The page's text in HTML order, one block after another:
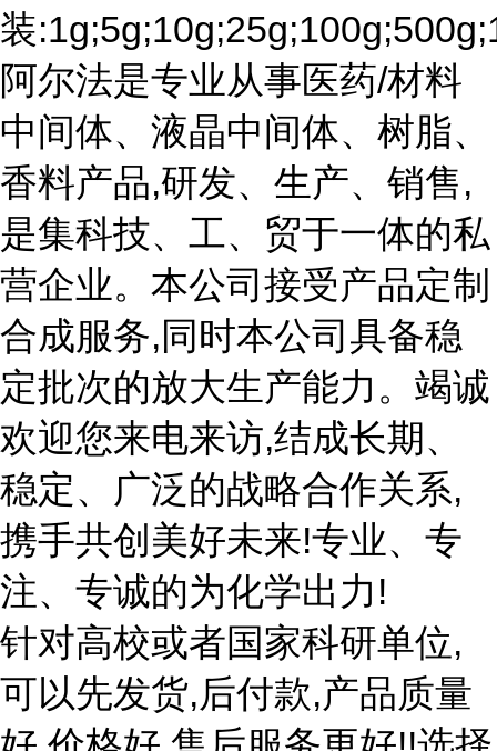
装
阿尔法是专业从事医药/材料
中间体、液晶中间体、树脂、
香料产品,研发、生产、销售,
是集科技、工、贸于一体的私
营企业。本公司接受产品定制
合成服务,同时本公司具备稳
定批次的放大生产能力。竭诚
欢迎您来电来访,结成长期、
稳定、广泛的战略合作关系,
携手共创美好未来!专业、专
注、专诚的为化学出力!
针对高校或者国家科研单位,
可以先发货,后付款,产品质量